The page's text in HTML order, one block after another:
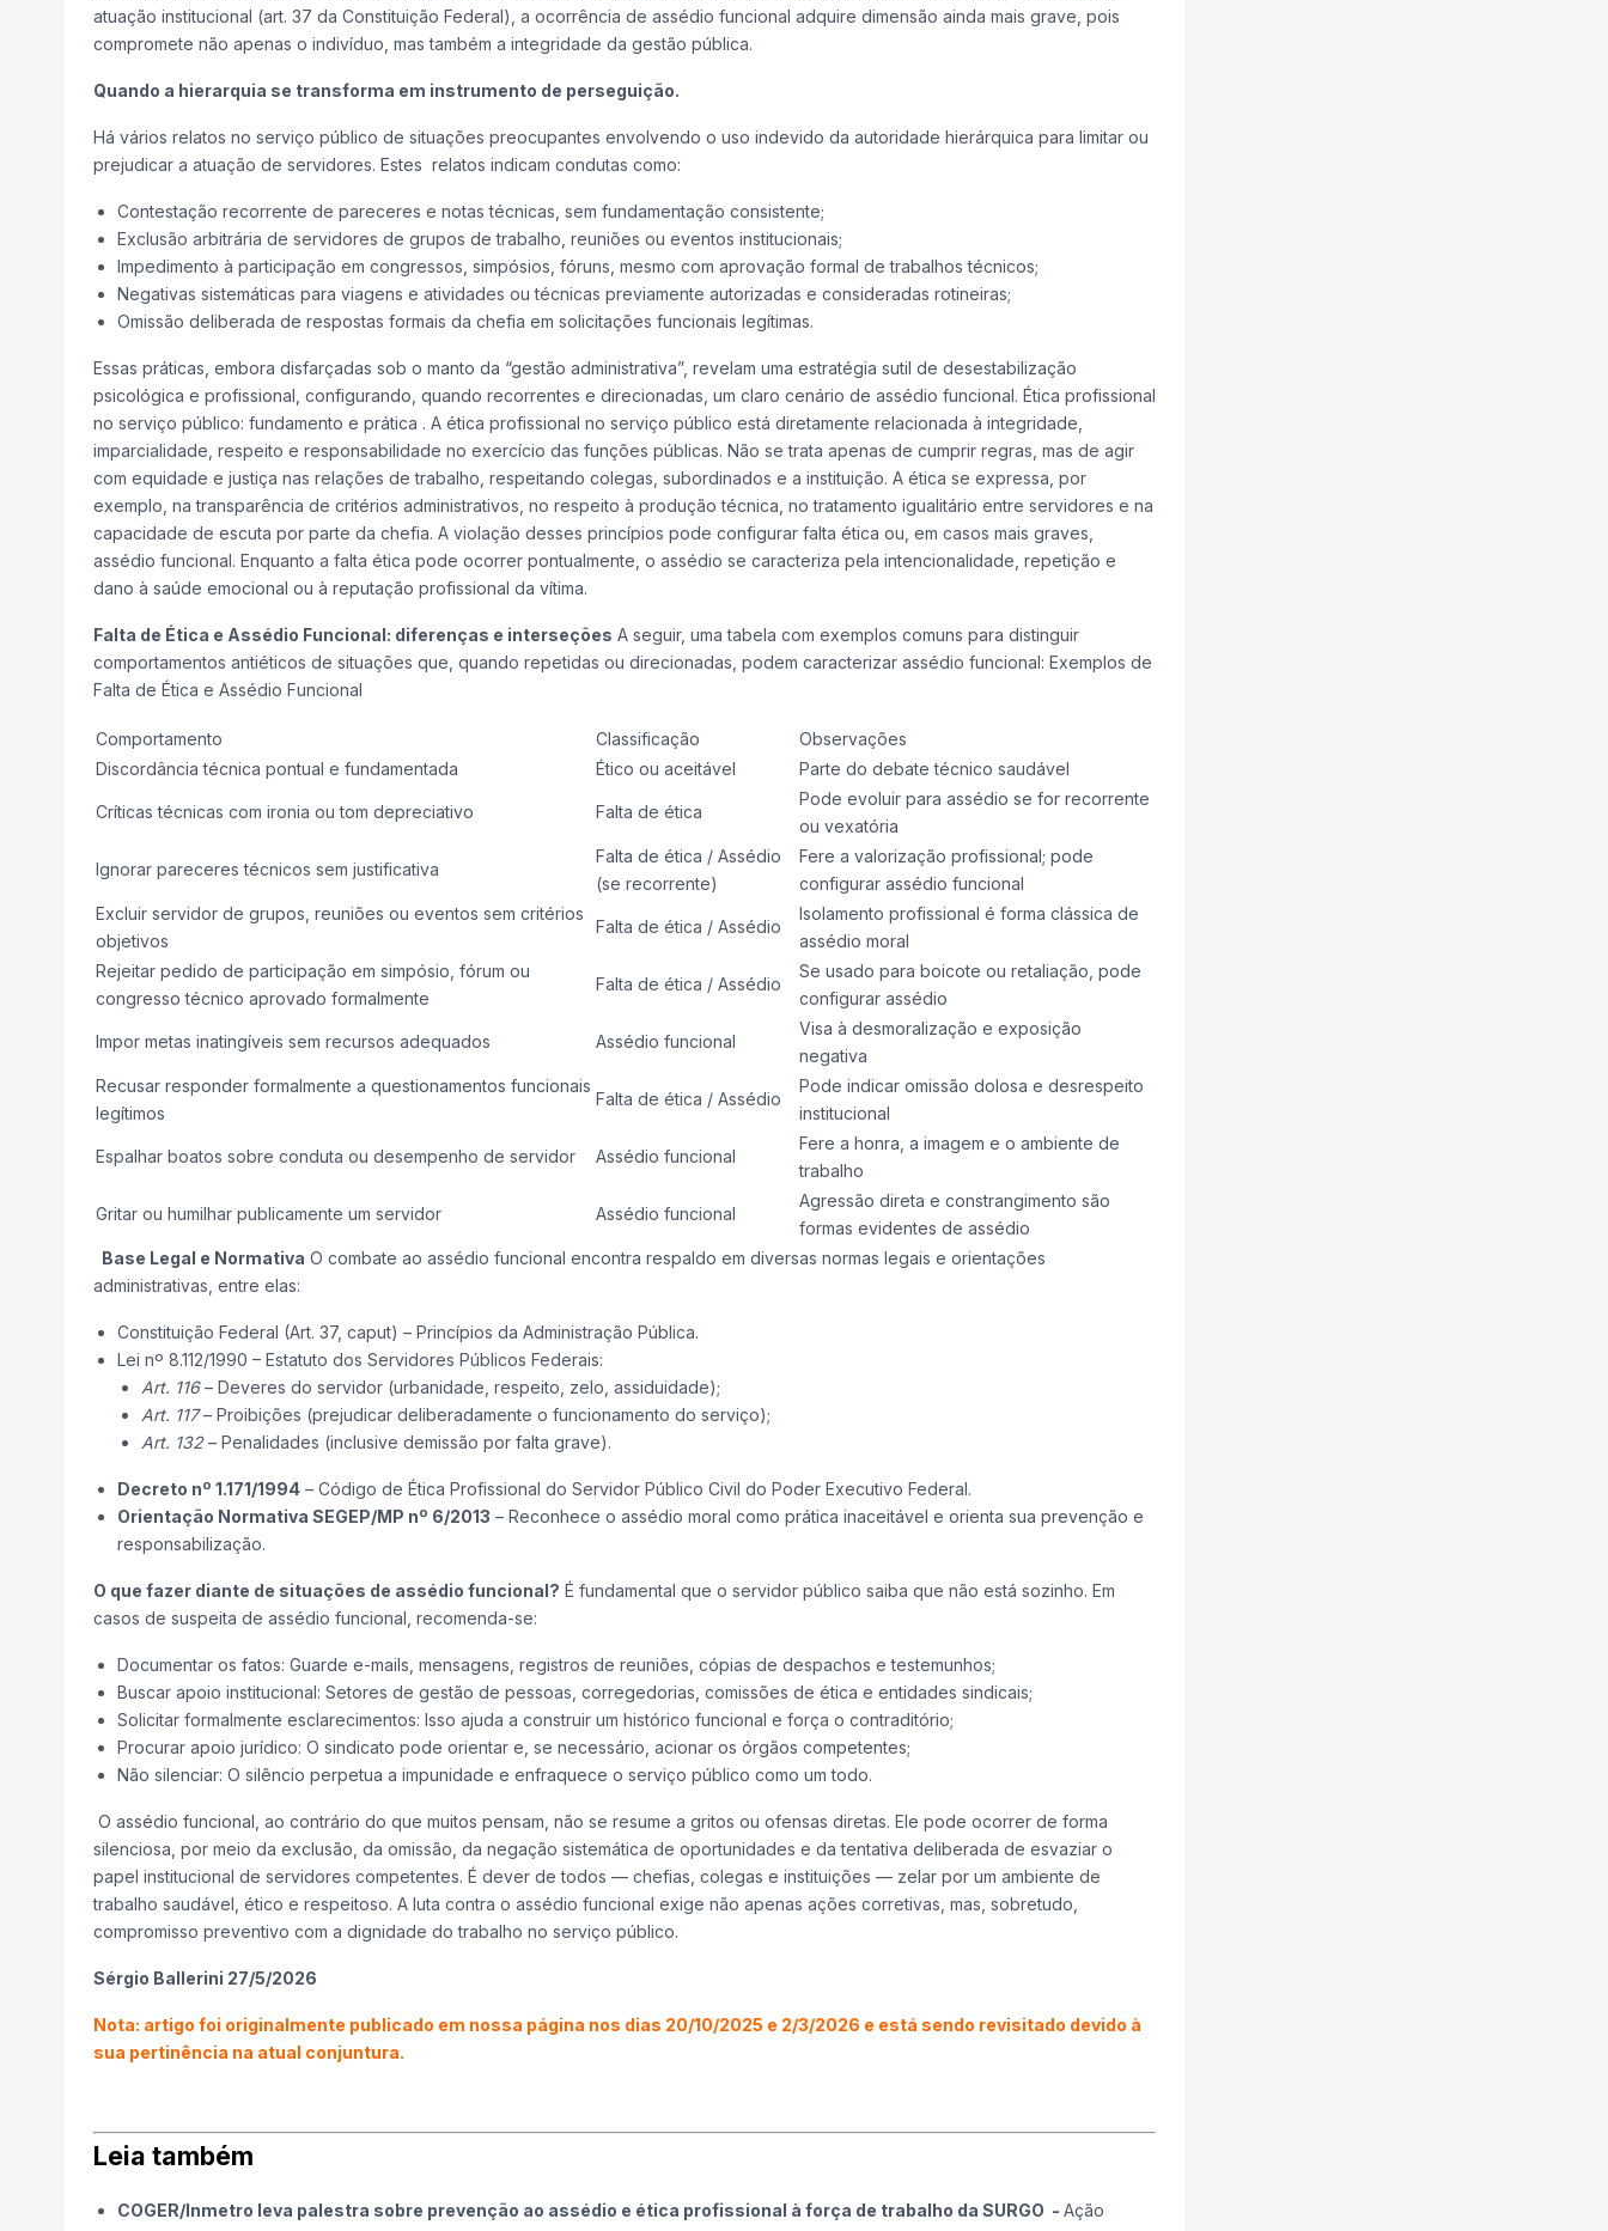
atuação institucional (art. 37 da Constituição Federal), a ocorrência de assédio funcional adquire dimensão ainda mais grave, pois
compromete não apenas o indivíduo, mas também a integridade da gestão pública.
Quando a hierarquia se transforma em instrumento de perseguição.
Há vários relatos no serviço público de situações preocupantes envolvendo o uso indevido da autoridade hierárquica para limitar ou
prejudicar a atuação de servidores. Estes relatos indicam condutas como:
Contestação recorrente de pareceres e notas técnicas, sem fundamentação consistente;
Exclusão arbitrária de servidores de grupos de trabalho, reuniões ou eventos institucionais;
Impedimento à participação em congressos, simpósios, fóruns, mesmo com aprovação formal de trabalhos técnicos;
Negativas sistemáticas para viagens e atividades ou técnicas previamente autorizadas e consideradas rotineiras;
Omissão deliberada de respostas formais da chefia em solicitações funcionais legítimas.
Essas práticas, embora disfarçadas sob o manto da “gestão administrativa”, revelam uma estratégia sutil de desestabilização
psicológica e profissional, configurando, quando recorrentes e direcionadas, um claro cenário de assédio funcional. Ética profissional
no serviço público: fundamento e prática . A ética profissional no serviço público está diretamente relacionada à integridade,
imparcialidade, respeito e responsabilidade no exercício das funções públicas. Não se trata apenas de cumprir regras, mas de agir
com equidade e justiça nas relações de trabalho, respeitando colegas, subordinados e a instituição. A ética se expressa, por
exemplo, na transparência de critérios administrativos, no respeito à produção técnica, no tratamento igualitário entre servidores e na
capacidade de escuta por parte da chefia. A violação desses princípios pode configurar falta ética ou, em casos mais graves,
assédio funcional. Enquanto a falta ética pode ocorrer pontualmente, o assédio se caracteriza pela intencionalidade, repetição e
dano à saúde emocional ou à reputação profissional da vítima.
Falta de Ética e Assédio Funcional: diferenças e interseções A seguir, uma tabela com exemplos comuns para distinguir
comportamentos antiéticos de situações que, quando repetidas ou direcionadas, podem caracterizar assédio funcional: Exemplos de
Falta de Ética e Assédio Funcional
Comportamento Classificação
Observações
Discordância técnica pontual e fundamentada
Ético ou aceitável Parte do debate técnico saudável
Críticas técnicas com ironia ou tom depreciativo Falta de ética
Pode evoluir para assédio se for recorrente
ou vexatória
Ignorar pareceres técnicos sem justificativa
Falta de ética / Assédio
(se recorrente)
Fere a valorização profissional; pode
configurar assédio funcional
Excluir servidor de grupos, reuniões ou eventos sem critérios
objetivos
Falta de ética / Assédio
Isolamento profissional é forma clássica de
assédio moral
Rejeitar pedido de participação em simpósio, fórum ou
congresso técnico aprovado formalmente
Falta de ética / Assédio
Se usado para boicote ou retaliação, pode
configurar assédio
Impor metas inatingíveis sem recursos adequados Assédio funcional
Visa à desmoralização e exposição
negativa
Recusar responder formalmente a questionamentos funcionais
legítimos
Falta de ética / Assédio
Pode indicar omissão dolosa e desrespeito
institucional
Espalhar boatos sobre conduta ou desempenho de servidor Assédio funcional
Fere a honra, a imagem e o ambiente de
trabalho
Gritar ou humilhar publicamente um servidor Assédio funcional
Agressão direta e constrangimento são
formas evidentes de assédio
Base Legal e Normativa O combate ao assédio funcional encontra respaldo em diversas normas legais e orientações
administrativas, entre elas:
Constituição Federal (Art. 37, caput) – Princípios da Administração Pública.
Lei nº 8.112/1990 – Estatuto dos Servidores Públicos Federais:
Art. 116– Deveres do servidor (urbanidade, respeito, zelo, assiduidade);
Art. 117– Proibições (prejudicar deliberadamente o funcionamento do serviço);
Art. 132– Penalidades (inclusive demissão por falta grave).
Decreto nº 1.171/1994– Código de Ética Profissional do Servidor Público Civil do Poder Executivo Federal.
Orientação Normativa SEGEP/MP nº 6/2013 – Reconhece o assédio moral como prática inaceitável e orienta sua prevenção e
responsabilização.
O que fazer diante de situações de assédio funcional? É fundamental que o servidor público saiba que não está sozinho. Em
casos de suspeita de assédio funcional, recomenda-se:
Documentar os fatos: Guarde e-mails, mensagens, registros de reuniões, cópias de despachos e testemunhos;
Buscar apoio institucional: Setores de gestão de pessoas, corregedorias, comissões de ética e entidades sindicais;
Solicitar formalmente esclarecimentos: Isso ajuda a construir um histórico funcional e força o contraditório;
Procurar apoio jurídico: O sindicato pode orientar e, se necessário, acionar os órgãos competentes;
Não silenciar: O silêncio perpetua a impunidade e enfraquece o serviço público como um todo.
O assédio funcional, ao contrário do que muitos pensam, não se resume a gritos ou ofensas diretas. Ele pode ocorrer de forma
silenciosa, por meio da exclusão, da omissão, da negação sistemática de oportunidades e da tentativa deliberada de esvaziar o
papel institucional de servidores competentes. É dever de todos — chefias, colegas e instituições — zelar por um ambiente de
trabalho saudável, ético e respeitoso. A luta contra o assédio funcional exige não apenas ações corretivas, mas, sobretudo,
compromisso preventivo com a dignidade do trabalho no serviço público.
Sérgio Ballerini 27/5/2026
Nota: artigo foi originalmente publicado em nossa página nos dias 20/10/2025 e 2/3/2026 e está sendo revisitado devido à
sua pertinência na atual conjuntura.
Leia também
COGER/Inmetro leva palestra sobre prevenção ao assédio e ética profissional à força de trabalho da SURGO - Ação